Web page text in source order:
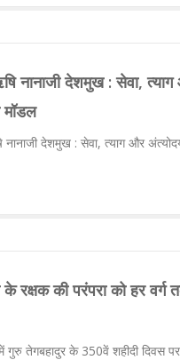
नानाजी देशमुख : सेवा,
मॉडल
नानाजी देशमुख : सेवा, त्याग और
के रक्षक की परंपरा को हर वर्ग
गुरु तेगबहादुर के 350वें शहीदी दिवस